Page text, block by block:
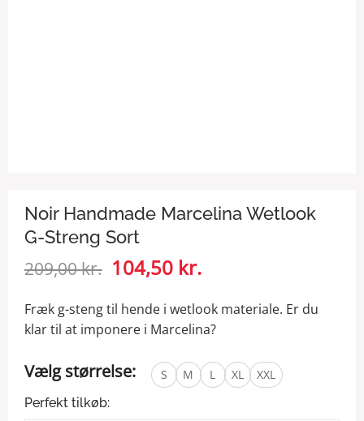
Noir Handmade Marcelina Wetlook
G-Streng Sort
209,00kr. Den
oprindelige
pris
var:
209,00 kr..
104,50 kr.
aktuelle
pris
er:
104,50 kr..
Fræk g-steng til hende i wetlook materiale. Er du
klar til at imponere i Marcelina?
Vælg størrelse: S M L XL
XXL
Perfekt tilkøb: